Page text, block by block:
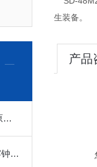
空气呼吸器充气泵常见故障的原因和排除方法
雾钟,铜雾钟,船用雾钟,船用铜雾钟,船用铜钟生产厂家厂价直销
生装备。
产品